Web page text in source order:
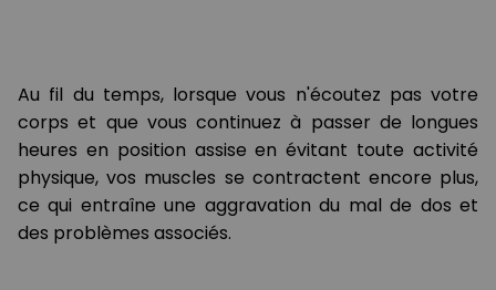
Au fil du temps, lorsque vous n'écoutez pas votre
corps et que vous continuez à passer de longues
heures en position assise en évitant toute activité
physique, vos muscles se contractent encore plus,
ce qui entraîne une aggravation du mal de dos et
des problèmes associés.